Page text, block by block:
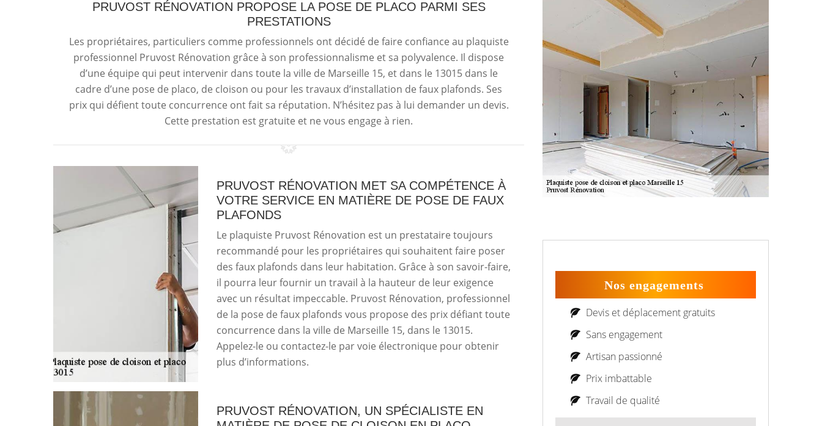
PRUVOST RÉNOVATION PROPOSE LA POSE DE PLACO PARMI SES
PRESTATIONS
Les propriétaires, particuliers comme professionnels ont décidé de faire confiance au plaquiste
professionnel Pruvost Rénovation grâce à son professionnalisme et sa polyvalence. Il dispose
d’une équipe qui peut intervenir dans toute la ville de Marseille 15, et dans le 13015 dans le
cadre d’une pose de placo, de cloison ou pour les travaux d’installation de faux plafonds. Ses
prix qui défient toute concurrence ont fait sa réputation. N’hésitez pas à lui demander un devis.
Cette prestation est gratuite et ne vous engage à rien.
PRUVOST RÉNOVATION MET SA COMPÉTENCE À
VOTRE SERVICE EN MATIÈRE DE POSE DE FAUX
PLAFONDS
Le plaquiste Pruvost Rénovation est un prestataire toujours
recommandé pour les propriétaires qui souhaitent faire poser
des faux plafonds dans leur habitation. Grâce à son savoir-faire,
il pourra leur fournir un travail à la hauteur de leur exigence
avec un résultat impeccable. Pruvost Rénovation, professionnel
de la pose de faux plafonds vous propose des prix défiant toute
concurrence dans la ville de Marseille 15, dans le 13015.
Appelez-le ou contactez-le par voie électronique pour obtenir
plus d’informations.
PRUVOST RÉNOVATION, UN SPÉCIALISTE EN
Nos engagements
Devis et déplacement gratuits
Sans engagement
Artisan passionné
Prix imbattable
Travail de qualité